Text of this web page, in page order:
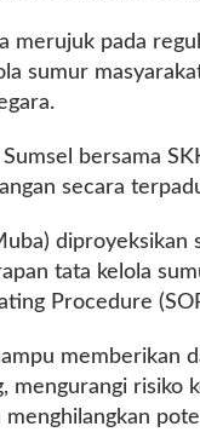
merujuk pada
sumur
bersama
secara
diproyeksikan
tata kelola
Procedure
memberikan
mengurangi risiko